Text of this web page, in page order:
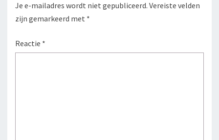
Je e-mailadres wordt niet gepubliceerd. Vereiste velden
zijn gemarkeerd met *
Reactie *